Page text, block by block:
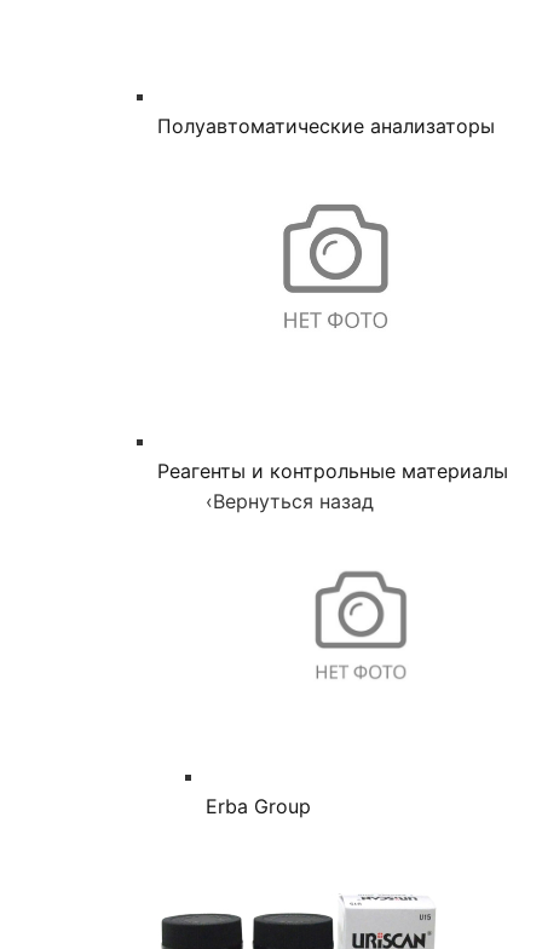
Полуавтоматические анализаторы
Реагенты и контрольные материалы
‹Вернуться назад
Erba Group